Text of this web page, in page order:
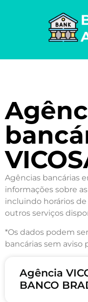
Agências bancárias
informações sobre
incluindo horários
outros serviços
*Os dados podem
bancárias sem aviso
Agência
BANCO